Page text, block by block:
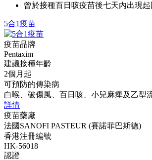
曾於接種百日咳疫苗後七天內出現
5合1疫苗
疫苗品牌
Pentaxim
建議接種年齡
2個月起
可預防的傳染病
白喉、破傷風、百日咳、小兒麻痺及乙型
詳情
疫苗藥廠
法國SANOFI PASTEUR (賽諾菲巴斯德)
香港注冊編號
HK-56018
認證